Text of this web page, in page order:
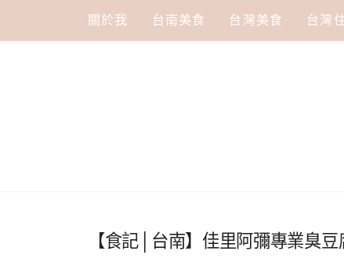
關於我 台南美食 台灣美食 台灣
【食記│台南】佳里阿彌專業臭